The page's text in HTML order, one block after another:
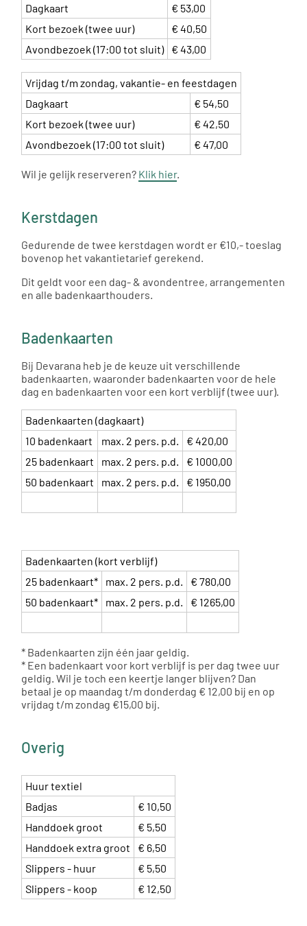
Dagkaart
€ 53,00
Kort bezoek (twee uur)
€ 40,50
Avondbezoek (17:00 tot sluit) € 43,00
Vrijdag t/m zondag, vakantie- en feestdagen
Dagkaart
€ 54,50
Kort bezoek (twee uur)
€ 42,50
Avondbezoek (17:00 tot sluit) € 47,00
Wil je gelijk reserveren? Klik hier.
Kerstdagen
Gedurende de twee kerstdagen wordt er €10,- toeslag
bovenop het vakantietarief gerekend.
Dit geldt voor een dag- & avondentree, arrangementen
en alle badenkaarthouders.
Badenkaarten
Bij Devarana heb je de keuze uit verschillende
badenkaarten, waaronder badenkaarten voor de hele
dag en badenkaarten voor een kort verblijf (twee uur).
Badenkaarten (dagkaart)
10 badenkaart
max. 2 pers. p.d.
€ 420,00
25 badenkaart
max. 2 pers. p.d.
€ 1000,00
50 badenkaart
max. 2 pers. p.d. € 1950,00
Badenkaarten (kort verblijf)
25 badenkaart*
max. 2 pers. p.d.
€ 780,00
50 badenkaart*
max. 2 pers. p.d. € 1265,00
* Badenkaarten zijn één jaar geldig.
* Een badenkaart voor kort verblijf is per dag twee uur
geldig. Wil je toch een keertje langer blijven? Dan
betaal je op maandag t/m donderdag € 12,00 bij en op
vrijdag t/m zondag €15,00 bij.
Overig
Huur textiel
Badjas
€ 10,50
Handdoek groot
€ 5,50
Handdoek extra groot
€ 6,50
Slippers - huur
€ 5,50
Slippers - koop
€ 12,50